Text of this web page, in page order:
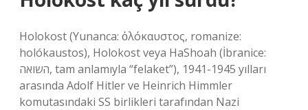
Holokost (Yunanca: ὁλόκαυστος, romanize:
holókaustos), Holokost veya HaShoah (İbranice:
השואה, tam anlamıyla “felaket”), 1941-1945 yılları
arasında Adolf Hitler ve Heinrich Himmler
komutasındaki SS birlikleri tarafından Nazi